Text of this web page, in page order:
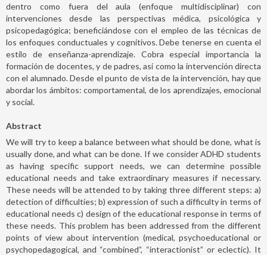
dentro como fuera del aula (enfoque multidisciplinar) con
intervenciones desde las perspectivas médica, psicológica y
psicopedagógica; beneficiándose con el empleo de las técnicas de
los enfoques conductuales y cognitivos. Debe tenerse en cuenta el
estilo de enseñanza-aprendizaje. Cobra especial importancia la
formación de docentes, y de padres, así como la intervención directa
con el alumnado. Desde el punto de vista de la intervención, hay que
abordar los ámbitos: comportamental, de los aprendizajes, emocional
y social.
Abstract
We will try to keep a balance between what should be done, what is
usually done, and what can be done. If we consider ADHD students
as having specific support needs, we can determine possible
educational needs and take extraordinary measures if necessary.
These needs will be attended to by taking three different steps: a)
detection of difficulties; b) expression of such a difficulty in terms of
educational needs c) design of the educational response in terms of
these needs. This problem has been addressed from the different
points of view about intervention (medical, psychoeducational or
psychopedagogical, and “combined”, “interactionist” or eclectic). It